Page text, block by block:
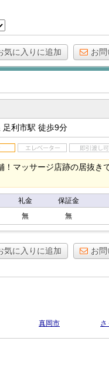
気に入りに追加 お
足利市駅 徒歩9分
！マッサージ店跡の居抜き
礼金 保証金
無 無
気に入りに追加 お
真岡市 さ